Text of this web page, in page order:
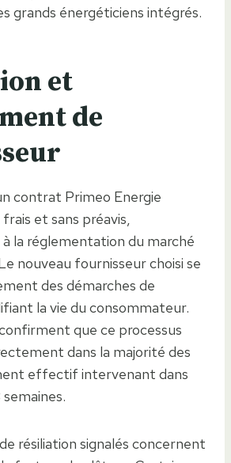
grands énergéticiens intégrés.
et
de
contrat Primeo Energie
et sans préavis,
la réglementation du marché
nouveau fournisseur choisi se
des démarches de
la vie du consommateur.
que ce processus
dans la majorité des
effectif intervenant dans
semaines.
résiliation signalés concernent